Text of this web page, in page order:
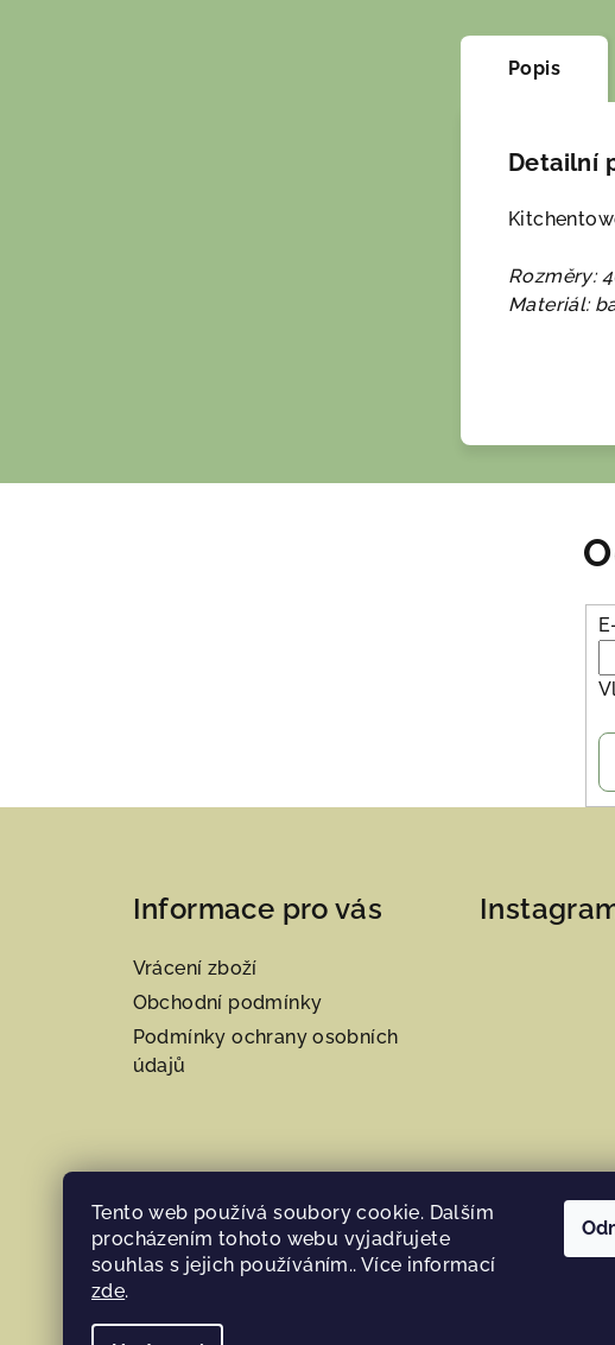
Tento web používá soubory cookie. Dalším
procházením tohoto webu vyjadřujete
souhlas s jejich používáním.. Více informací
zde.
Popis
Detailní
Rozměry:
Materiál:
Informace pro vás
Vrácení zboží
Obchodní podmínky
Podmínky ochrany osobních
údajů